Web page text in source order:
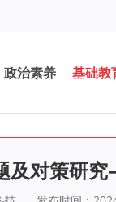
政治素养 基础教
及对策研